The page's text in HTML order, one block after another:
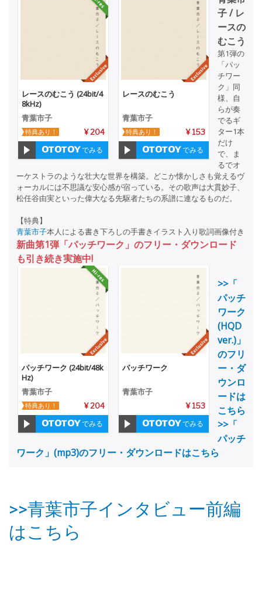
レースのむこう (24bit/4
8kHz)
青葉市子
¥ 204
特典あり！
でみる
レースのむこう
青葉市子
¥ 153
特典あり！
でみる
子 / レ
ースの
むこう
第1弾の
「パッ
チワー
ク」同
様、自
らが奏
でるギ
ター1本
だけ
で、ま
るでオ
ーケストラのような壮大な世界を構築。どこか懐かしさも覚えるヴ
ォーカルには不思議な安心感が宿っている。その歌声は大貫妙子、
松任谷由実といった偉大なる先駆者たちの系譜に連なるものだ。
【特典】
青葉市子本人による書き下ろしの手書きイラスト入り歌詞画像付き
新曲第1弾「パッチワーク」のフリー・ダウンロード
も引き続き実施中!
パッチワーク (24bit/48k
Hz)
青葉市子
¥ 204
特典あり！
でみる
パッチワーク
青葉市子
¥ 153
でみる
>>「
パッチ
ワーク
(HQD
ver.)」
のフリ
ー・ダ
ウンロ
ードは
こちら
>>「
パッチ
ワーク」(mp3)のフリー・ダウンロードはこちら
>>青葉市子インタビュー前編
はこちら